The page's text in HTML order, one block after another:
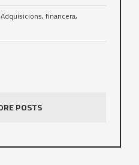
Adquisicions,financera,
POSTS